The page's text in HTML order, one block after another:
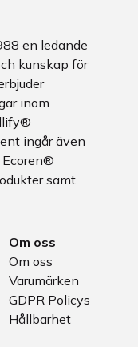
en ledande
kunskap för
inom
ingår även
Ecoren®
samt
Om oss
Om oss
Varumärken
GDPR Policys
Hållbarhet